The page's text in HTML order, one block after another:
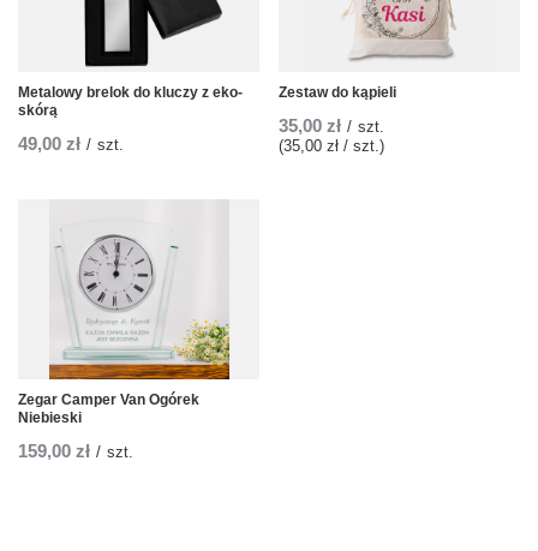
Metalowy brelok do kluczy z eko-
skórą
49,00 zł / szt.
Zestaw do kąpieli
35,00 zł / szt.
(35,00 zł / szt.)
Zegar Camper Van Ogórek
Niebieski
159,00 zł / szt.